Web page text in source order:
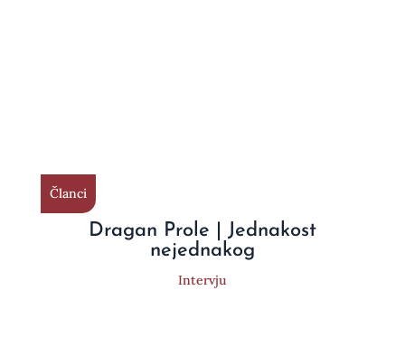
Članci
Dragan Prole | Jednakost
nejednakog
Intervju